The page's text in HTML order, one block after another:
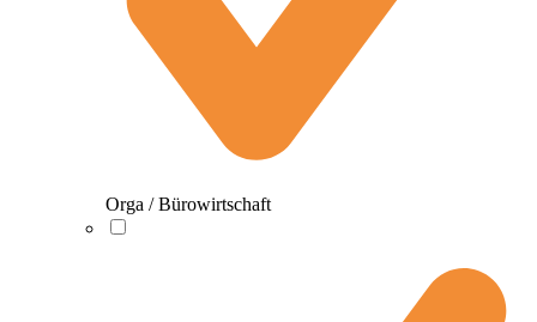
Orga / Bürowirtschaft